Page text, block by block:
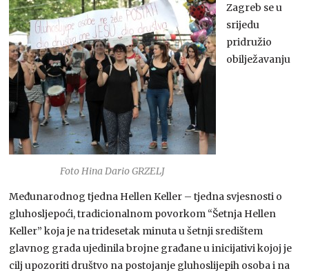
Foto Hina Dario GRZELJ
Zagreb se u
srijedu
pridružio
obilježavanju
Međunarodnog tjedna Hellen Keller – tjedna svjesnosti o
gluhosljepoći, tradicionalnom povorkom “Šetnja Hellen
Keller” koja je na tridesetak minuta u šetnji središtem
glavnog grada ujedinila brojne građane u inicijativi kojoj je
cilj upozoriti društvo na postojanje gluhoslijepih osoba i na